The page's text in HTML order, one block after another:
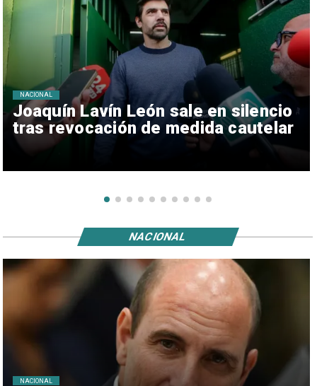
Joaquín Lavín León sale en silencio
tras revocación de medida cautelar
NACIONAL
NACIONAL
NACIONAL